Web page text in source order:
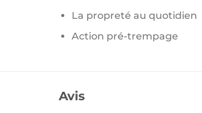
La propreté au quotidien
Action pré-trempage
Avis